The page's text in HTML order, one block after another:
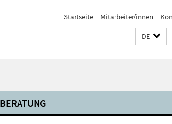
Startseite Mitarbeiter/innen
DE
BERATUNG